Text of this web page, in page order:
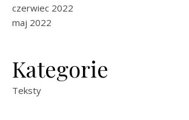
czerwiec 2022
maj 2022
Kategorie
Teksty